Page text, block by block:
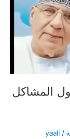
المشاكل
/
yaali